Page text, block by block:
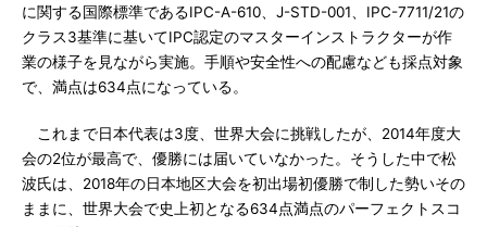
に関する国際標準であるIPC-A-610、J-STD-001、IPC-7711/21の
クラス3基準に基いてIPC認定のマスターインストラクターが作
業の様子を見ながら実施。手順や安全性への配慮なども採点対象
で、満点は634点になっている。
これまで日本代表は3度、世界大会に挑戦したが、2014年度大
会の2位が最高で、優勝には届いていなかった。そうした中で松
波氏は、2018年の日本地区大会を初出場初優勝で制した勢いその
ままに、世界大会で史上初となる634点満点のパーフェクトスコ